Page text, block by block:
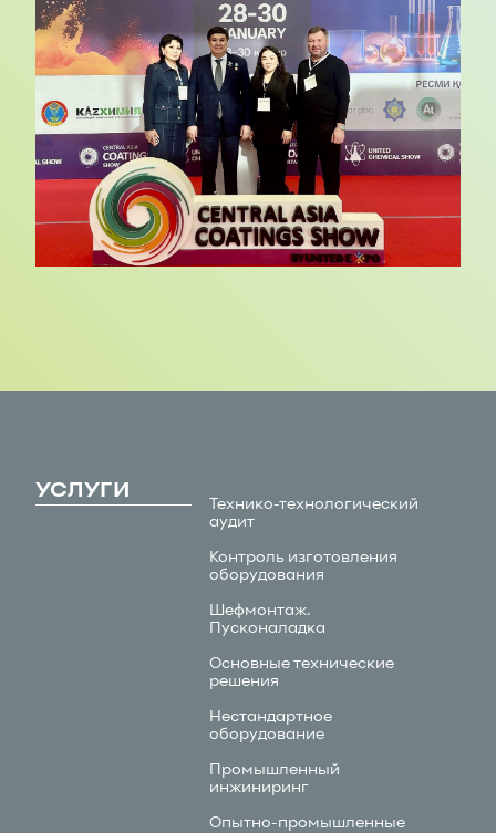
УСЛУГИ
Технико-технологический
аудит
Контроль изготовления
оборудования
Шефмонтаж.
Пусконаладка
Основные технические
решения
Нестандартное
оборудование
Промышленный
инжиниринг
Опытно-промышленные